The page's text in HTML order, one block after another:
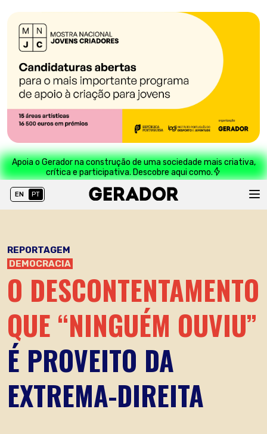
Apoia o Gerador na construção de uma sociedade mais criativa,
crítica e participativa. Descobre aqui como.
EN PT
REPORTAGEM
DEMOCRACIA
O DESCONTENTAMENTO
QUE “NINGUÉM OUVIU”
É PROVEITO DA
EXTREMA-DIREITA